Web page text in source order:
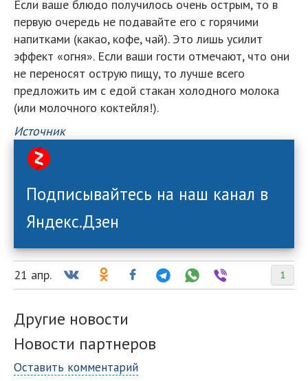
Если ваше блюдо получилось очень острым, то в
первую очередь не подавайте его с горячими
напитками (какао, кофе, чай). Это лишь усилит
эффект «огня». Если ваши гости отмечают, что они
не переносят острую пищу, то лучше всего
предложить им с едой стакан холодного молока
(или молочного коктейля!).
Источник
Подписывайтесь на наш канал в
Яндекс.Дзен
1
21 апр.
Другие новости
Новости партнеров
Оставить комментарий